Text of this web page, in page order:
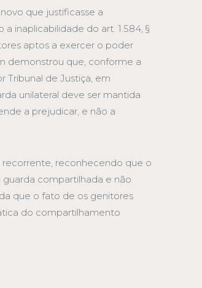
que justificasse a
inaplicabilidade do art. 1.584, §
aptos a exercer o poder
demonstrou que, conforme a
Tribunal de Justiça, em
unilateral deve ser mantida
a prejudicar, e não a
reconhecendo que o
compartilhada e não
que o fato de os genitores
do compartilhamento